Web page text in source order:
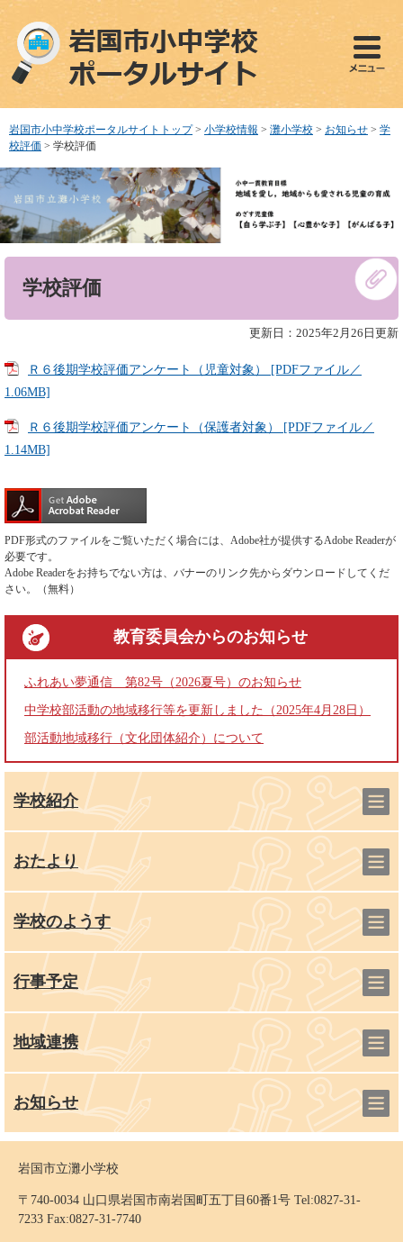
ペ
で
す
メ
ば
し
本
へ
岩国市小中学校ポータルサイトトップ > 小学校情報 > 灘小学校 > お知らせ > 学
校評価 > 学校評価
学校評価
更新日：2025年2月26日更新
Ｒ６後期学校評価アンケート（児童対象） [PDFファイル／
1.06MB]
Ｒ６後期学校評価アンケート（保護者対象） [PDFファイル／
1.14MB]
PDF形式のファイルをご覧いただく場合には、Adobe社が提供するAdobe Readerが
必要です。
Adobe Readerをお持ちでない方は、バナーのリンク先からダウンロードしてくだ
さい。（無料）
教育委員会からのお知らせ
ふれあい夢通信 第82号（2026夏号）のお知らせ
中学校部活動の地域移行等を更新しました（2025年4月28日）
部活動地域移行（文化団体紹介）について
学校紹介
おたより
学校のようす
行事予定
地域連携
お知らせ
岩国市立灘小学校
〒740-0034 山口県岩国市南岩国町五丁目60番1号 Tel:0827-31-
7233 Fax:0827-31-7740